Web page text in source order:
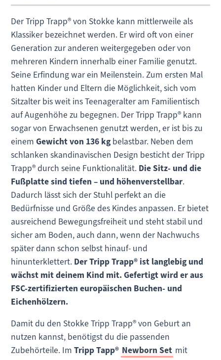
Der Tripp Trapp® von Stokke kann mittlerweile als
Klassiker bezeichnet werden. Er wird oft von einer
Generation zur anderen weitergegeben oder von
mehreren Kindern innerhalb einer Familie genutzt.
Seine Erfindung war ein Meilenstein. Zum ersten Mal
hatten Kinder und Eltern die Möglichkeit, sich vom
Sitzalter bis weit ins Teenageralter am Familientisch
auf Augenhöhe zu begegnen. Der Tripp Trapp® kann
sogar von Erwachsenen genutzt werden, er ist bis zu
einemGewicht von 136 kg belastbar. Neben dem
schlanken skandinavischen Design besticht der Tripp
Trapp® durch seine Funktionalität. Die Sitz- und die
Fußplatte sind tiefen – und höhenverstellbar.
Dadurch lässt sich der Stuhl perfekt an die
Bedürfnisse und Größe des Kindes anpassen. Er bietet
ausreichend Bewegungsfreiheit und steht stabil und
sicher am Boden, auch dann, wenn der Nachwuchs
später dann schon selbst hinauf- und
hinunterklettert. Der Tripp Trapp® ist langlebig und
wächst mit deinem Kind mit. Gefertigt wird er aus
FSC-zertifizierten europäischen Buchen- und
Eichenhölzern.
Damit du den Stokke Tripp Trapp® von Geburt an
nutzen kannst, benötigst du die passenden
Zubehörteile. ImTripp Tapp® Newborn Set mit